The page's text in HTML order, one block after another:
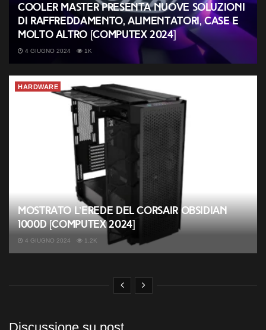
Cooler Master presenta nuove soluzioni
di raffreddamento, alimentatori, case e
molto altro [COMPUTEX 2024]
4 GIUGNO 2024 1K
HARDWARE
Mostrato l’erede del CORSAIR Obsidian
1000D [Computex 2024]
4 GIUGNO 2024 1.2K